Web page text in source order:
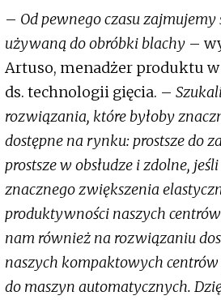
– Od pewnego czasu zajmujemy
używaną do obróbki blachy –
Artuso, menadżer produktu
ds. technologii gięcia. –
rozwiązania, które byłoby
dostępne na rynku: prostsze do
prostsze w obsłudze i zdolne,
znacznego zwiększenia
produktywności naszych
nam również na rozwiązaniu
naszych kompaktowych
do maszyn automatycznych.